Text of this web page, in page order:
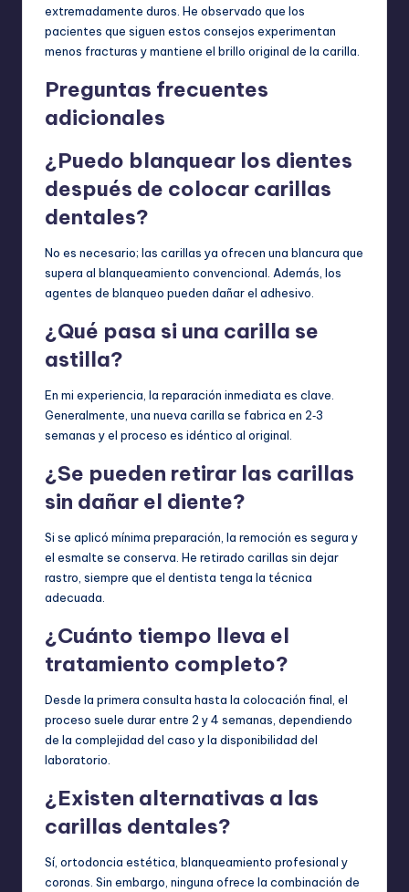
extremadamente duros. He observado que los
pacientes que siguen estos consejos experimentan
menos fracturas y mantiene el brillo original de la carilla.
Preguntas frecuentes
adicionales
¿Puedo blanquear los dientes
después de colocar carillas
dentales?
No es necesario; las carillas ya ofrecen una blancura que
supera al blanqueamiento convencional. Además, los
agentes de blanqueo pueden dañar el adhesivo.
¿Qué pasa si una carilla se
astilla?
En mi experiencia, la reparación inmediata es clave.
Generalmente, una nueva carilla se fabrica en 2‑3
semanas y el proceso es idéntico al original.
¿Se pueden retirar las carillas
sin dañar el diente?
Si se aplicó mínima preparación, la remoción es segura y
el esmalte se conserva. He retirado carillas sin dejar
rastro, siempre que el dentista tenga la técnica
adecuada.
¿Cuánto tiempo lleva el
tratamiento completo?
Desde la primera consulta hasta la colocación final, el
proceso suele durar entre 2 y 4 semanas, dependiendo
de la complejidad del caso y la disponibilidad del
laboratorio.
¿Existen alternativas a las
carillas dentales?
Sí, ortodoncia estética, blanqueamiento profesional y
coronas. Sin embargo, ninguna ofrece la combinación de